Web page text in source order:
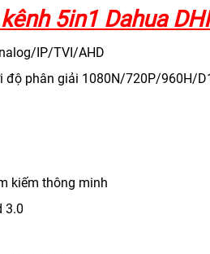
5in1 Dahua
IP/TVI/AHD
độ phân giải 1080N/720P/960H/
kiếm thông minh
3.0